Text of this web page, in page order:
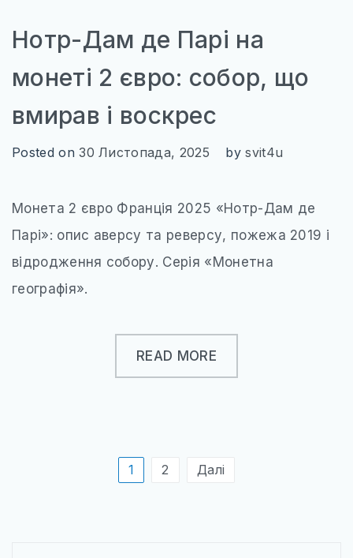
Нотр-Дам де Парі на
монеті 2 євро: собор, що
вмирав і воскрес
Posted on30 Листопада, 2025 bysvit4u
Монета 2 євро Франція 2025 «Нотр-Дам де
Парі»: опис аверсу та реверсу, пожежа 2019 і
відродження собору. Серія «Монетна
географія».
READ MORE
Пагінація 1 2 Далі